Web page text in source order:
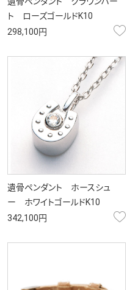
お気に入り
ト ローズゴールドK10
298,100円
お気に入り
遺骨ペンダント ホースシュ
ー ホワイトゴールドK10
342,100円